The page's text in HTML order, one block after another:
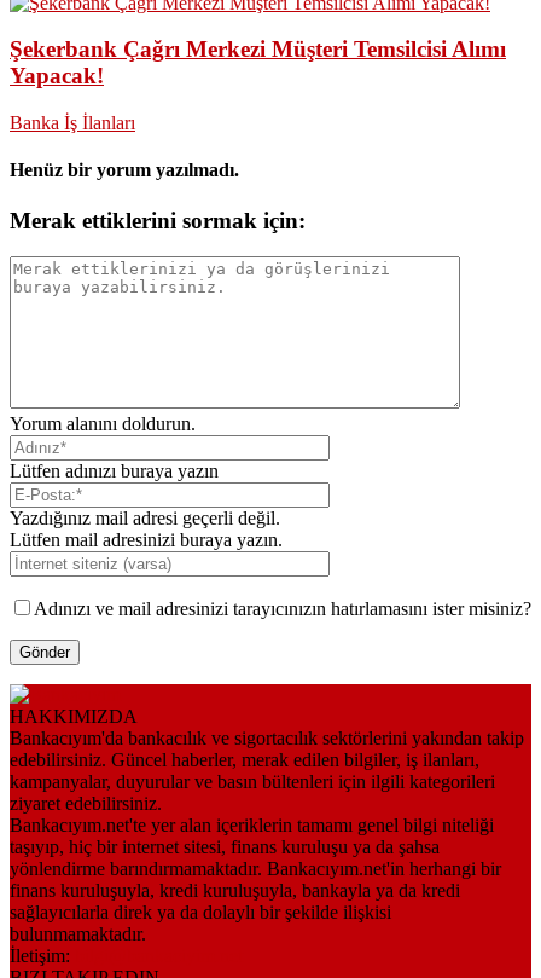
Şekerbank Çağrı Merkezi Müşteri Temsilcisi Alımı
Yapacak!
Banka İş İlanları
Henüz bir yorum yazılmadı.
Merak ettiklerini sormak için:
Yorum alanını doldurun.
Lütfen adınızı buraya yazın
Yazdığınız mail adresi geçerli değil.
Lütfen mail adresinizi buraya yazın.
Adınızı ve mail adresinizi tarayıcınızın hatırlamasını ister misiniz?
HAKKIMIZDA
Bankacıyım'da bankacılık ve sigortacılık sektörlerini yakından takip
edebilirsiniz. Güncel haberler, merak edilen bilgiler, iş ilanları,
kampanyalar, duyurular ve basın bültenleri için ilgili kategorileri
ziyaret edebilirsiniz.
Bankacıyım.net'te yer alan içeriklerin tamamı genel bilgi niteliği
taşıyıp, hiç bir internet sitesi, finans kuruluşu ya da şahsa
yönlendirme barındırmamaktadır. Bankacıyım.net'in herhangi bir
finans kuruluşuyla, kredi kuruluşuyla, bankayla ya da kredi
sağlayıcılarla direk ya da dolaylı bir şekilde ilişkisi
bulunmamaktadır.
İletişim: